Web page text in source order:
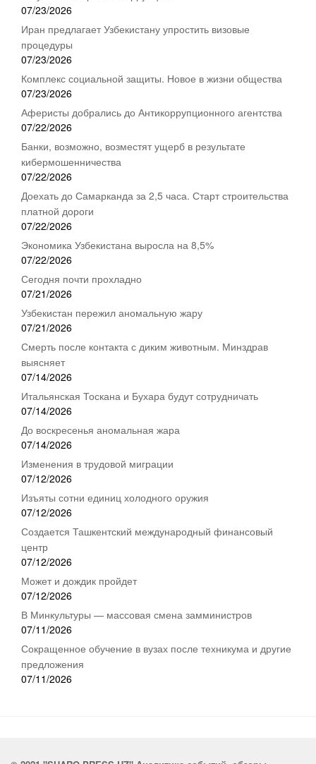
07/23/2026
Иран предлагает Узбекистану упростить визовые
процедуры
07/23/2026
Комплекс социальной защиты. Новое в жизни общества
07/23/2026
Аферисты добрались до Антикоррупционного агентства
07/22/2026
Банки, возможно, возместят ущерб в результате
кибермошенничества
07/22/2026
Доехать до Самарканда за 2,5 часа. Старт строительства
платной дороги
07/22/2026
Экономика Узбекистана выросла на 8,5%
07/22/2026
Сегодня почти прохладно
07/21/2026
Узбекистан пережил аномальную жару
07/21/2026
Смерть после контакта с диким животным. Минздрав
выясняет
07/14/2026
Итальянская Тоскана и Бухара будут сотрудничать
07/14/2026
До воскресенья аномальная жара
07/14/2026
Изменения в трудовой миграции
07/12/2026
Изъяты сотни единиц холодного оружия
07/12/2026
Создается Ташкентский международный финансовый
центр
07/12/2026
Может и дождик пройдет
07/12/2026
В Минкультуры — массовая смена замминистров
07/11/2026
Сокращенное обучение в вузах после техникума и другие
предложения
07/11/2026